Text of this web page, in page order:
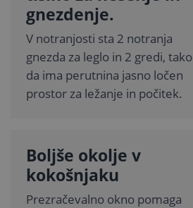
gnezdenje.
V notranjosti sta 2 notranja
gnezda za leglo in 2 gredi, tako
da ima perutnina jasno ločen
prostor za ležanje in počitek.
Boljše okolje v
kokošnjaku
Prezračevalno okno pomaga